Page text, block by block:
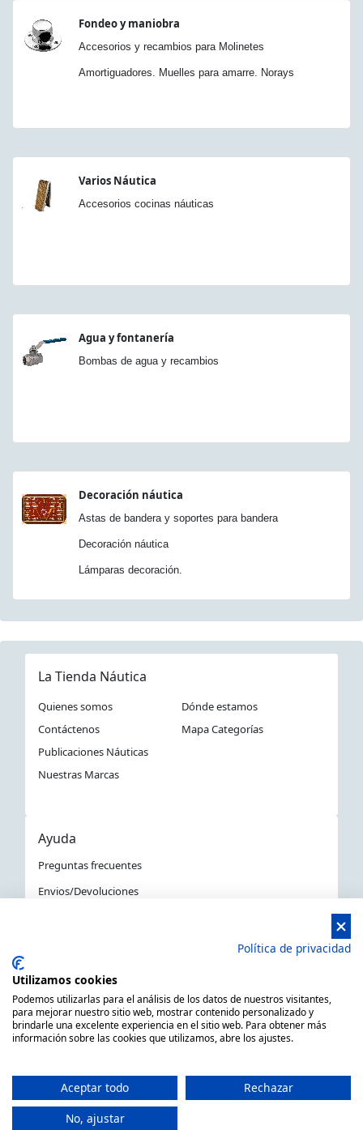
Fondeo y maniobra
Accesorios y recambios para Molinetes
Amortiguadores. Muelles para amarre. Norays
Varios Náutica
Accesorios cocinas náuticas
Agua y fontanería
Bombas de agua y recambios
Decoración náutica
Astas de bandera y soportes para bandera
Decoración náutica
Lámparas decoración.
La Tienda Náutica
Quienes somos
Dónde estamos
Contáctenos
Mapa Categorías
Publicaciones Náuticas
Nuestras Marcas
Ayuda
Preguntas frecuentes
Envios/Devoluciones
La Tienda Náutica en Barcelona
C/ Primer de Maig 6, 08980 Sant Feliu de Llobregat,
Barcelona (España)
Horario de 9.00h a 14:00h y de 15.00h a 18.00h -
Política de privacidad
Utilizamos cookies
Podemos utilizarlas para el análisis de los datos de nuestros visitantes,
para mejorar nuestro sitio web, mostrar contenido personalizado y
brindarle una excelente experiencia en el sitio web. Para obtener más
información sobre las cookies que utilizamos, abre los ajustes.
Aceptar todo
Rechazar
No, ajustar